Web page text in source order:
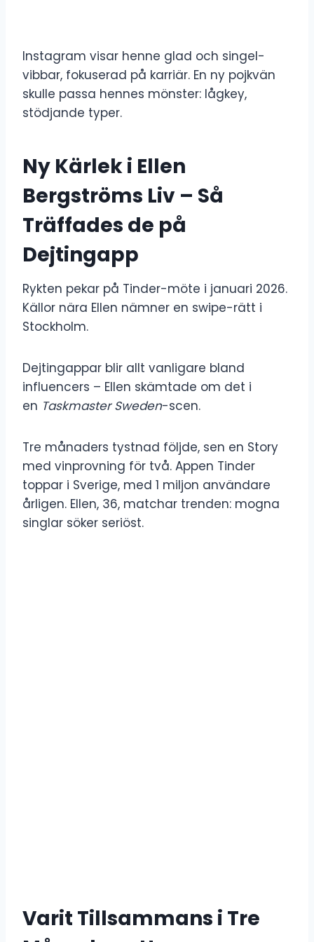
Instagram visar henne glad och singel-
vibbar, fokuserad på karriär. En ny pojkvän
skulle passa hennes mönster: lågkey,
stödjande typer.
Ny Kärlek i Ellen
Bergströms Liv – Så
Träffades de på
Dejtingapp
Rykten pekar på Tinder-möte i januari 2026.
Källor nära Ellen nämner en swipe-rätt i
Stockholm.
Dejtingappar blir allt vanligare bland
influencers – Ellen skämtade om det i
en Taskmaster Sweden-scen.
Tre månaders tystnad följde, sen en Story
med vinprovning för två. Appen Tinder
toppar i Sverige, med 1 miljon användare
årligen. Ellen, 36, matchar trenden: mogna
singlar söker seriöst.
Varit Tillsammans i Tre